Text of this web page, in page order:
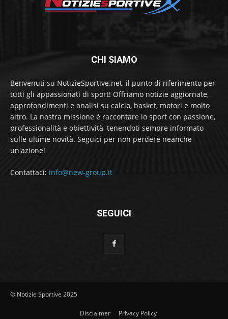
CHI SIAMO
Benvenuti su NotizieSportive.net, il punto di riferimento per
tutti gli appassionati di sport! Offriamo notizie aggiornate,
approfondimenti e analisi su calcio, basket, motori e molto
altro. La nostra missione è raccontare lo sport con passione,
professionalità e obiettività, tenendoti sempre informato
sulle ultime novità. Seguici per non perdere neanche
un'azione!
Contattaci: info@new-group.it
SEGUICI
© Notizie Sportive 2025
Disclaimer Privacy Policy